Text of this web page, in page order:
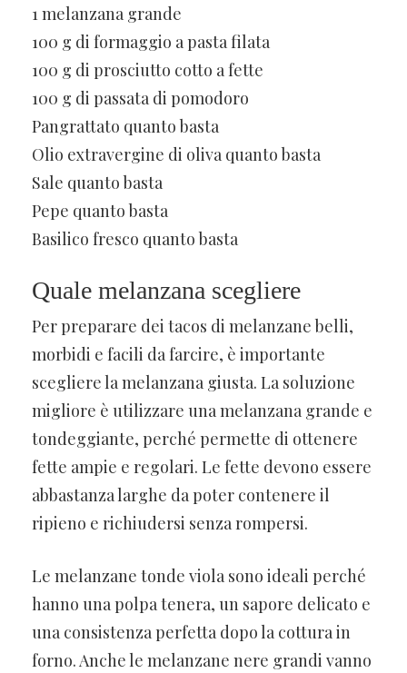
1 melanzana grande
100 g di formaggio a pasta filata
100 g di prosciutto cotto a fette
100 g di passata di pomodoro
Pangrattato quanto basta
Olio extravergine di oliva quanto basta
Sale quanto basta
Pepe quanto basta
Basilico fresco quanto basta
Quale melanzana scegliere
Per preparare dei tacos di melanzane belli,
morbidi e facili da farcire, è importante
scegliere la melanzana giusta. La soluzione
migliore è utilizzare una melanzana grande e
tondeggiante, perché permette di ottenere
fette ampie e regolari. Le fette devono essere
abbastanza larghe da poter contenere il
ripieno e richiudersi senza rompersi.
Le melanzane tonde viola sono ideali perché
hanno una polpa tenera, un sapore delicato e
una consistenza perfetta dopo la cottura in
forno. Anche le melanzane nere grandi vanno